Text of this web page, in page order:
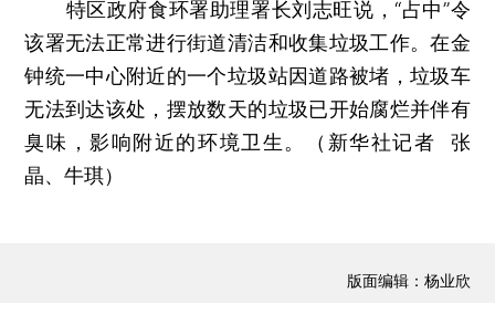
特区政府食环署助理署长刘志旺说，“占中”令
该署无法正常进行街道清洁和收集垃圾工作。在金
钟统一中心附近的一个垃圾站因道路被堵，垃圾车
无法到达该处，摆放数天的垃圾已开始腐烂并伴有
臭味，影响附近的环境卫生。（新华社记者 张
晶、牛琪）
版面编辑：杨业欣